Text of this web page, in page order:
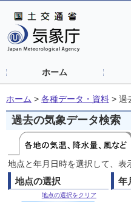
ホーム
ホーム > 各種データ・資料 > 過
過去の気象データ検索
地点と年月日時を選択して、
地点の選択
地点の選択をクリア
年